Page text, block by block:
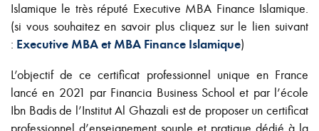
Islamique le très réputé Executive MBA Finance Islamique.
(si vous souhaitez en savoir plus cliquez sur le lien suivant
: Executive MBA et MBA Finance Islamique)
L’objectif de ce certificat professionnel unique en France
lancé en 2021 par Financia Business School et par l’école
Ibn Badis de l’Institut Al Ghazali est de proposer un certificat